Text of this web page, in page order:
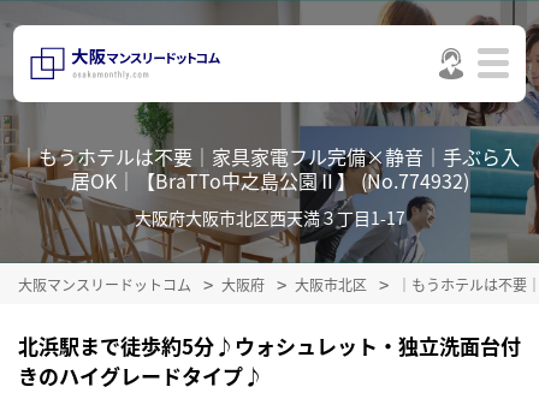
｜もうホテルは不要｜家具家電フル完備×静音｜手ぶら入
居OK｜【BraTTo中之島公園Ⅱ】 (No.774932)
大阪府大阪市北区西天満３丁目1-17
大阪マンスリードットコム 大阪府 大阪市北区 ｜もうホテルは不
北浜駅まで徒歩約5分♪ウォシュレット・独立洗面台付
きのハイグレードタイプ♪